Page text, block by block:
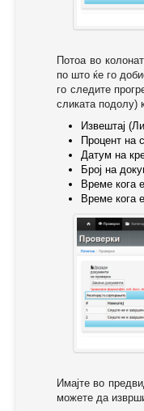
Потоа во
по што ќе го
го следите
сликата подолу)
Извештај
Процент на
Датум на
Број на
Време кога
Време кога
Имајте во
можете да